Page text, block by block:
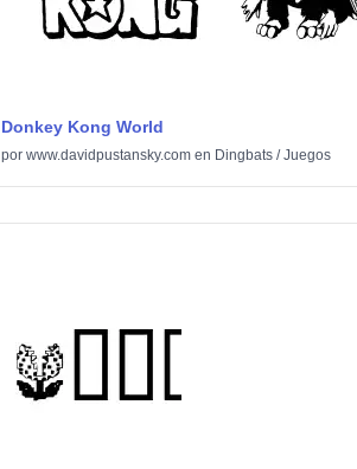
Donkey Kong World
por www.davidpustansky.comen Dingbats/Juegos